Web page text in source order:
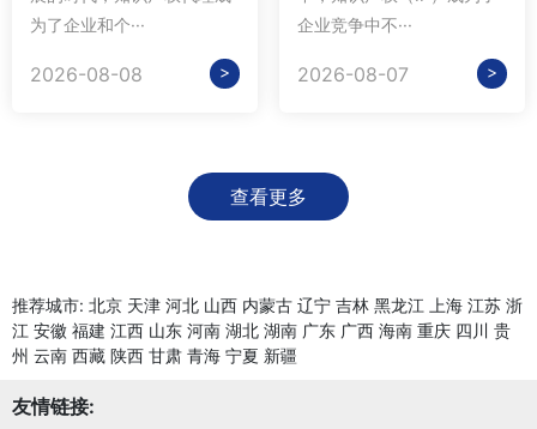
为了企业和个···
2026-08-08 >
企业竞争中不···
2026-08-07 >
查看更多
推荐城市: 北京 天津 河北 山西 内蒙古 辽宁 吉林 黑龙江 上海 江苏 浙
江 安徽 福建 江西 山东 河南 湖北 湖南 广东 广西 海南 重庆 四川 贵
州 云南 西藏 陕西 甘肃 青海 宁夏 新疆
友情链接: